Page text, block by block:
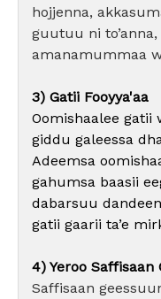
hojjenna,
guutuu ni
amanamummaa
3) Gatii Fooyya'aa
Oomishaalee gatii
giddu galeessa
Adeemsa
gahumsa baasii
dabarsuu
gatii gaarii ta’e
4) Yeroo Saffisaan
Saffisaan